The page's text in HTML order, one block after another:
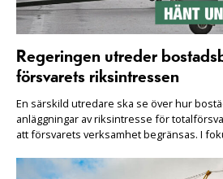
Regeringen utreder
försvarets riksintressen
En särskild utredare ska se över hur
anläggningar av riksintresse för
att försvarets verksamhet begränsas. I